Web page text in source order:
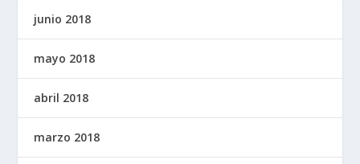
junio 2018
mayo 2018
abril 2018
marzo 2018